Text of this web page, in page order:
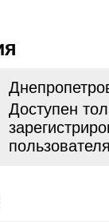
Доступен